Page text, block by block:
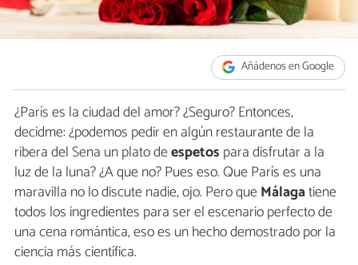
Añádenos en Google
¿París es la ciudad del amor? ¿Seguro? Entonces,
decidme: ¿podemos pedir en algún restaurante de la
ribera del Sena un plato deespetos para disfrutar a la
luz de la luna? ¿A que no? Pues eso. Que París es una
maravilla no lo discute nadie, ojo. Pero queMálagatiene
todos los ingredientes para ser el escenario perfecto de
una cena romántica, eso es un hecho demostrado por la
ciencia más científica.